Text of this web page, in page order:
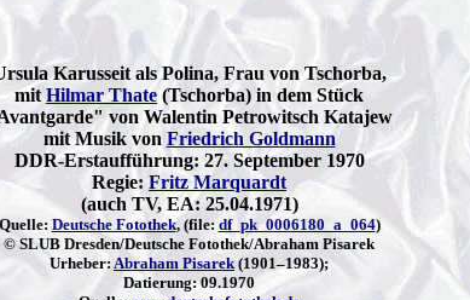
Karusseit als Polina, Frau von Tschorba,
mitHilmar Thate (Tschorba) in dem Stück
von Walentin Petrowitsch Katajew
mit Musik von Friedrich Goldmann
DDR-Erstaufführung: 27. September 1970
Regie: Fritz Marquardt
(auch TV, EA: 25.04.1971)
Quelle: Deutsche Fotothek, (file: df_pk_0006180_a_064)
© SLUB Dresden/Deutsche Fotothek/Abraham Pisarek
Urheber: Abraham Pisarek (1901–1983);
Datierung: 09.1970